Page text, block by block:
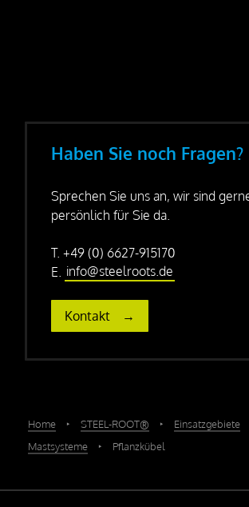
Haben Sie noch Fragen?
Sprechen Sie uns an, wir sind
persönlich für Sie da.
T. +49 (0) 6627-915170
E. info@steelroots.de
Kontakt
Home ‣ STEEL-ROOT® ‣ Einsatzgebiete
Mastsysteme
‣ Pflanzkübel